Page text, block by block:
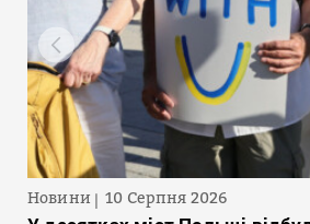
Новини 10 Серпня 2026